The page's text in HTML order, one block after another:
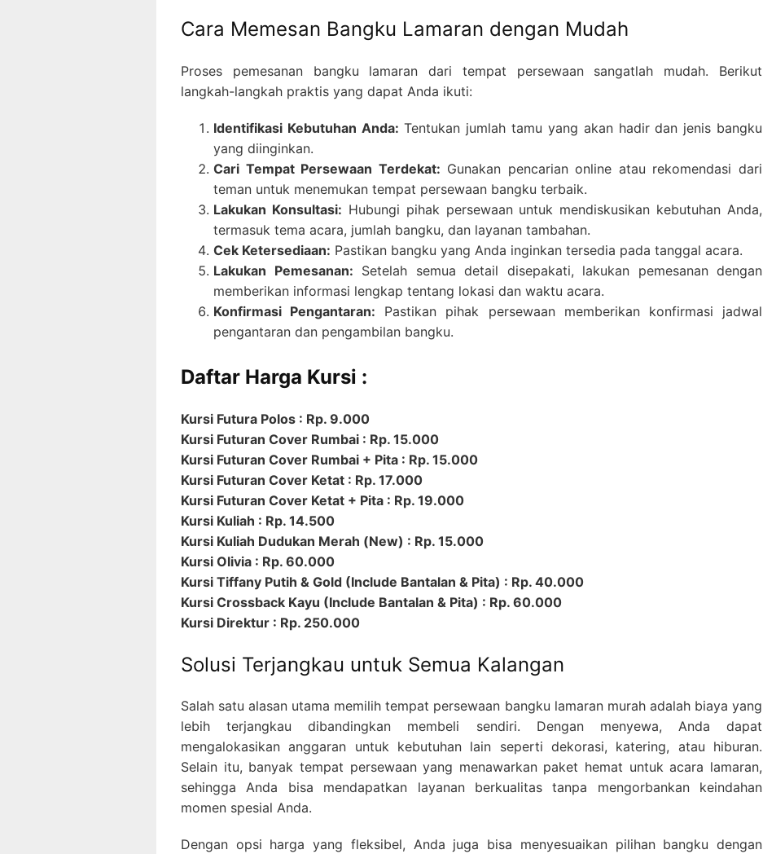
Cara Memesan Bangku Lamaran dengan Mudah
Proses pemesanan bangku lamaran dari tempat persewaan sangatlah mudah. Berikut
langkah-langkah praktis yang dapat Anda ikuti:
Identifikasi Kebutuhan Anda: Tentukan jumlah tamu yang akan hadir dan jenis bangku
yang diinginkan.
Cari Tempat Persewaan Terdekat: Gunakan pencarian online atau rekomendasi dari
teman untuk menemukan tempat persewaan bangku terbaik.
Lakukan Konsultasi: Hubungi pihak persewaan untuk mendiskusikan kebutuhan Anda,
termasuk tema acara, jumlah bangku, dan layanan tambahan.
Cek Ketersediaan: Pastikan bangku yang Anda inginkan tersedia pada tanggal acara.
Lakukan Pemesanan: Setelah semua detail disepakati, lakukan pemesanan dengan
memberikan informasi lengkap tentang lokasi dan waktu acara.
Konfirmasi Pengantaran: Pastikan pihak persewaan memberikan konfirmasi jadwal
pengantaran dan pengambilan bangku.
Daftar Harga Kursi :
Kursi Futura Polos : Rp. 9.000
Kursi Futuran Cover Rumbai : Rp. 15.000
Kursi Futuran Cover Rumbai + Pita : Rp. 15.000
Kursi Futuran Cover Ketat : Rp. 17.000
Kursi Futuran Cover Ketat + Pita : Rp. 19.000
Kursi Kuliah : Rp. 14.500
Kursi Kuliah Dudukan Merah (New) : Rp. 15.000
Kursi Olivia : Rp. 60.000
Kursi Tiffany Putih & Gold (Include Bantalan & Pita) : Rp. 40.000
Kursi Crossback Kayu (Include Bantalan & Pita) : Rp. 60.000
Kursi Direktur : Rp. 250.000
Solusi Terjangkau untuk Semua Kalangan
Salah satu alasan utama memilih tempat persewaan bangku lamaran murah adalah biaya yang
lebih terjangkau dibandingkan membeli sendiri. Dengan menyewa, Anda dapat
mengalokasikan anggaran untuk kebutuhan lain seperti dekorasi, katering, atau hiburan.
Selain itu, banyak tempat persewaan yang menawarkan paket hemat untuk acara lamaran,
sehingga Anda bisa mendapatkan layanan berkualitas tanpa mengorbankan keindahan
momen spesial Anda.
Dengan opsi harga yang fleksibel, Anda juga bisa menyesuaikan pilihan bangku dengan